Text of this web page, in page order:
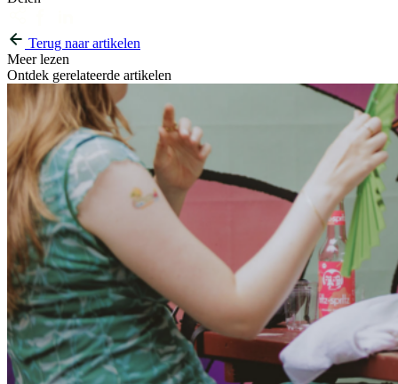
Terug naar artikelen
Meer lezen
Ontdek gerelateerde artikelen